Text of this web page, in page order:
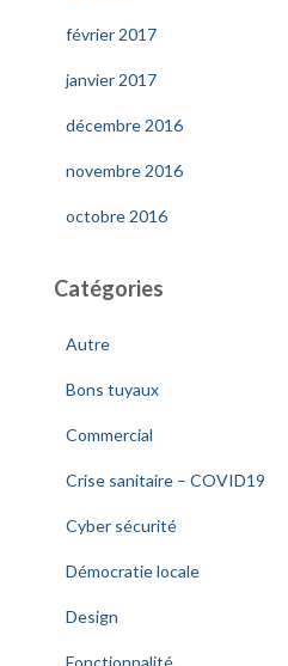
février 2017
janvier 2017
décembre 2016
novembre 2016
octobre 2016
Catégories
Autre
Bons tuyaux
Commercial
Crise sanitaire – COVID19
Cyber sécurité
Démocratie locale
Design
Fonctionnalité